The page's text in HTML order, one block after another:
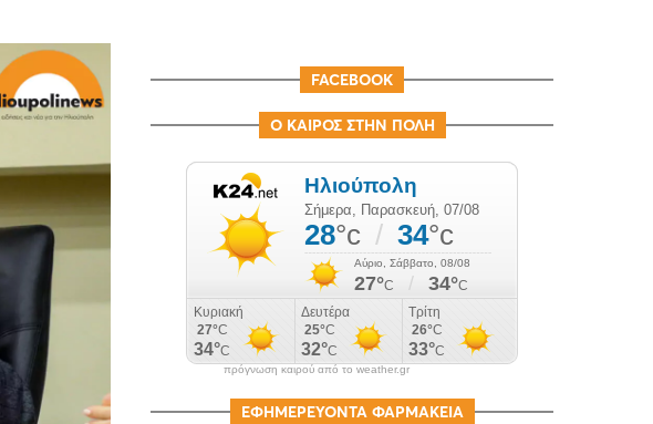
FACEBOOK
Ο ΚΑΙΡΟΣ ΣΤΗΝ ΠΟΛΗ
πρόγνωση καιρού από το weather.gr
ΕΦΗΜΕΡΕΥΟΝΤΑ ΦΑΡΜΑΚΕΙΑ